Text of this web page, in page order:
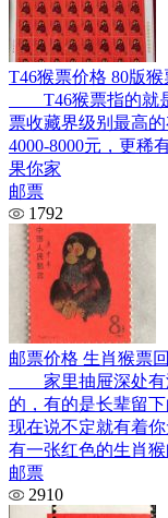
T46猴票价格 80版
T46猴票指的就是
票收藏界级别最高
4000-8000元，更稀
果你家
邮票
1792
邮票价格 生肖猴票
家里抽屉深处有
的，有的是长辈留
现在说不定就有着
有一张红色的生肖猴
邮票
2910